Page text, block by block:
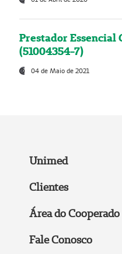
Prestador Essencial
(51004354-7)
04 de Maio de 2021
Unimed
Clientes
Área do Cooperado
Fale Conosco